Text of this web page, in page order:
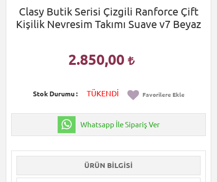
Clasy Butik Serisi Çizgili Ranforce Çift
Kişilik Nevresim Takımı Suave v7 Beyaz
2.850,00
Stok Durumu TÜKENDİ Favorilere Ekle
Whatsapp İle Sipariş Ver
ÜRÜN BILGISI